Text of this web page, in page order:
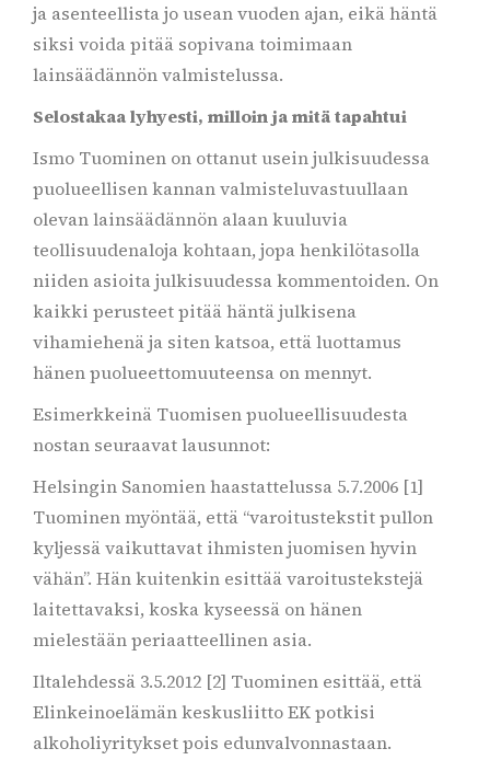
ja asenteellista jo usean vuoden ajan, eikä häntä
siksi voida pitää sopivana toimimaan
lainsäädännön valmistelussa.
Selostakaa lyhyesti, milloin ja mitä tapahtui
Ismo Tuominen on ottanut usein julkisuudessa
puolueellisen kannan valmisteluvastuullaan
olevan lainsäädännön alaan kuuluvia
teollisuudenaloja kohtaan, jopa henkilötasolla
niiden asioita julkisuudessa kommentoiden. On
kaikki perusteet pitää häntä julkisena
vihamiehenä ja siten katsoa, että luottamus
hänen puolueettomuuteensa on mennyt.
Esimerkkeinä Tuomisen puolueellisuudesta
nostan seuraavat lausunnot:
Helsingin Sanomien haastattelussa 5.7.2006 [1]
Tuominen myöntää, että “varoitustekstit pullon
kyljessä vaikuttavat ihmisten juomisen hyvin
vähän”. Hän kuitenkin esittää varoitustekstejä
laitettavaksi, koska kyseessä on hänen
mielestään periaatteellinen asia.
Iltalehdessä 3.5.2012 [2] Tuominen esittää, että
Elinkeinoelämän keskusliitto EK potkisi
alkoholiyritykset pois edunvalvonnastaan.